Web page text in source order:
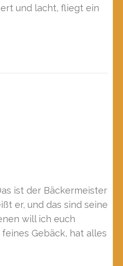
und lacht, fliegt ein
ist der Bäckermeister
er, und das sind seine
will ich euch
Gebäck, hat alles